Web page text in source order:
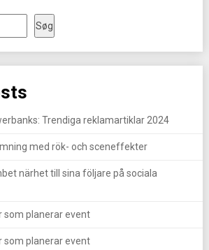
Søg
Trendiga reklamartiklar 2024
med rök- och sceneffekter
närhet till sina följare på sociala
som planerar event
som planerar event